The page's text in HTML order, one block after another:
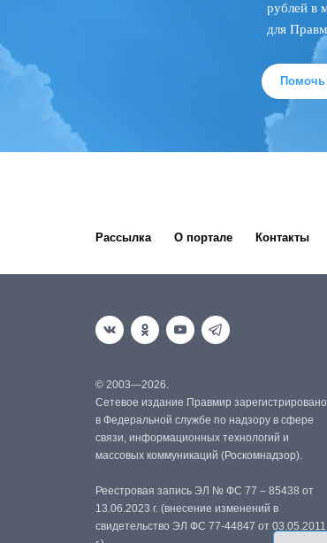
рублей в
для
Рассылка О портале Контакты
© 2003—2026.
Сетевое издание Правмир зарегистрировано
в Федеральной службе по надзору в сфере
связи, информационных технологий и
массовых коммуникаций (Роскомнадзор).
Реестровая запись ЭЛ № ФС 77 – 85438 от
13.06.2023 г. (внесение изменений в
свидетельство ЭЛ ФС 77-44847 от 03.05.2011